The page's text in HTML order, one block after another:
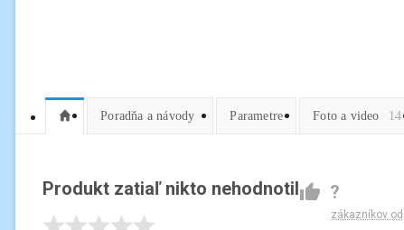
Poradňa a návody Parametre Foto a video 14
Produkt zatiaľ nikto nehodnotil ?
zákazníkov